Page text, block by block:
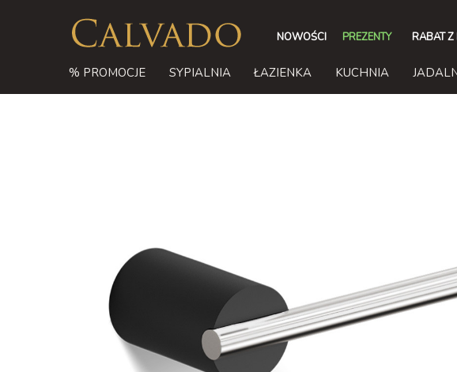
NOWOŚCI PREZENTY RABAT Z
% PROMOCJE SYPIALNIA ŁAZIENKA KUCHNIA